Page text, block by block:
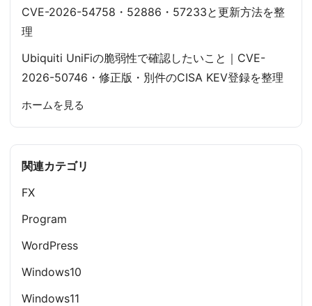
CVE-2026-54758・52886・57233と更新方法を整
理
Ubiquiti UniFiの脆弱性で確認したいこと｜CVE-
2026-50746・修正版・別件のCISA KEV登録を整理
ホームを見る
関連カテゴリ
FX
Program
WordPress
Windows10
Windows11